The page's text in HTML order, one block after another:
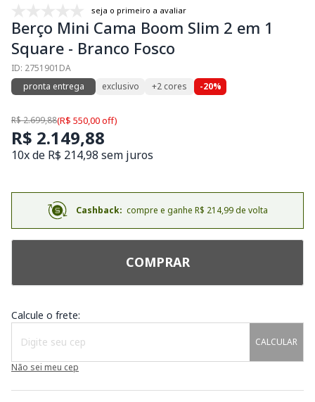
seja o primeiro a avaliar
Berço Mini Cama Boom Slim 2 em 1
Square - Branco Fosco
ID: 2751901DA
pronta entrega
exclusivo +2 cores -20%
R$ 2.699,88(R$ 550,00 off)
R$ 2.149,88
10x de R$ 214,98 sem juros
Cashback: compre e ganhe R$ 214,99 de volta
COMPRAR
Calcule o frete:
CALCULAR
Não sei meu cep